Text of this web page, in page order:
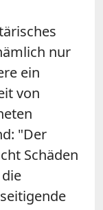
nur
ein
von
"Der
Schäden